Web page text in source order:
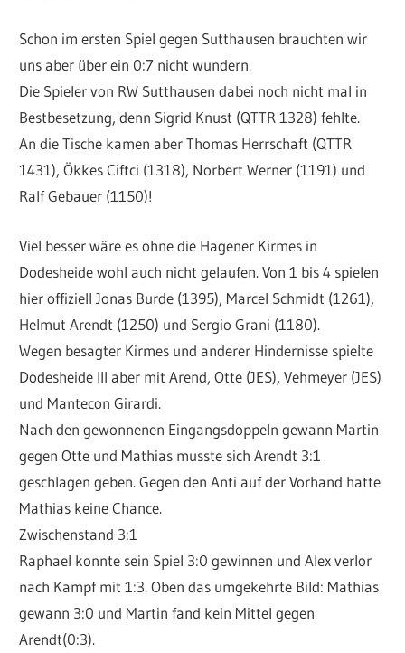
Schon im ersten Spiel gegen Sutthausen brauchten wir
uns aber über ein 0:7 nicht wundern.
Die Spieler von RW Sutthausen dabei noch nicht mal in
Bestbesetzung, denn Sigrid Knust (QTTR 1328) fehlte.
An die Tische kamen aber Thomas Herrschaft (QTTR
1431), Ökkes Ciftci (1318), Norbert Werner (1191) und
Ralf Gebauer (1150)!
Viel besser wäre es ohne die Hagener Kirmes in
Dodesheide wohl auch nicht gelaufen. Von 1 bis 4 spielen
hier offiziell Jonas Burde (1395), Marcel Schmidt (1261),
Helmut Arendt (1250) und Sergio Grani (1180).
Wegen besagter Kirmes und anderer Hindernisse spielte
Dodesheide III aber mit Arend, Otte (JES), Vehmeyer (JES)
und Mantecon Girardi.
Nach den gewonnenen Eingangsdoppeln gewann Martin
gegen Otte und Mathias musste sich Arendt 3:1
geschlagen geben. Gegen den Anti auf der Vorhand hatte
Mathias keine Chance.
Zwischenstand 3:1
Raphael konnte sein Spiel 3:0 gewinnen und Alex verlor
nach Kampf mit 1:3. Oben das umgekehrte Bild: Mathias
gewann 3:0 und Martin fand kein Mittel gegen
Arendt(0:3).